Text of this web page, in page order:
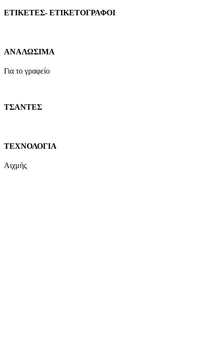
ΕΤΙΚΕΤΕΣ- ΕΤΙΚΕΤΟΓΡΑΦΟΙ
ΑΝΑΛΩΣΙΜΑ
Για το γραφείο
ΤΣΑΝΤΕΣ
ΤΕΧΝΟΛΟΓΙΑ
Αιχμής